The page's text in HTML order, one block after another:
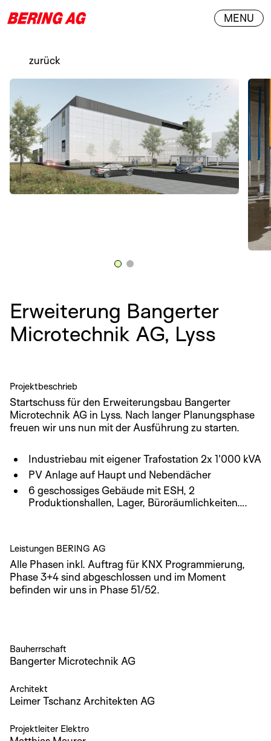
MENU
zurück
Erweiterung Bangerter
Microtechnik AG, Lyss
Projektbeschrieb
Startschuss für den Erweiterungsbau Bangerter
Microtechnik AG in Lyss. Nach langer Planungsphase
freuen wir uns nun mit der Ausführung zu starten.
Industriebau mit eigener Trafostation 2x 1'000 kVA
PV Anlage auf Haupt und Nebendächer
6 geschossiges Gebäude mit ESH, 2
Produktionshallen, Lager, Büroräumlichkeiten….
Leistungen BERING AG
Alle Phasen inkl. Auftrag für KNX Programmierung,
Phase 3+4 sind abgeschlossen und im Moment
befinden wir uns in Phase 51/52.
Bauherrschaft
Bangerter Microtechnik AG
Architekt
Leimer Tschanz Architekten AG
Projektleiter Elektro